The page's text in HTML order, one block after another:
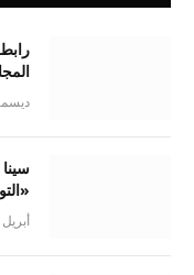
ديسمبر 17,
أبريل 30, 2026